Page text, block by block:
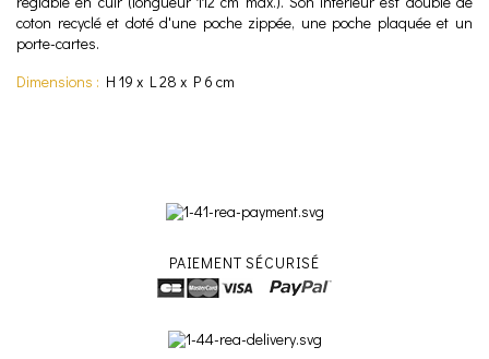
coton recyclé et doté d'une poche zippée, une poche plaquée et un
porte-cartes.
Dimensions : H 19 x L 28 x P 6 cm
PAIEMENT SÉCURISÉ